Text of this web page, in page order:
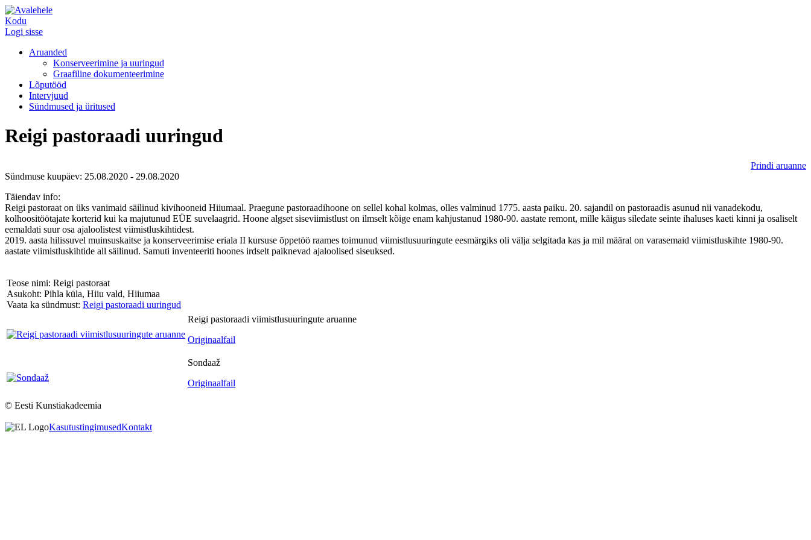
Kodu
Logi sisse
Aruanded
Konserveerimine ja uuringud
Graafiline dokumenteerimine
Lõputööd
Intervjuud
Sündmused ja üritused
Reigi pastoraadi uuringud
Prindi aruanne
Sündmuse kuupäev: 25.08.2020 - 29.08.2020
Täiendav info:
Reigi pastoraat on üks vanimaid säilinud kivihooneid Hiiumaal. Praegune pastoraadihoone on sellel kohal kolmas, olles valminud 1775. aasta paiku. 20. sajandil on pastoraadis asunud nii vanadekodu,
kolhoositöötajate korterid kui ka majutunud EÜE suvelaagrid. Hoone algset siseviimistlust on ilmselt kõige enam kahjustanud 1980-90. aastate remont, mille käigus siledate seinte ihaluses kaeti kinni ja osaliselt
eemaldati suur osa ajaloolistest viimistluskihtidest.
2019. aasta hilissuvel muinsuskaitse ja konserveerimise eriala II kursuse õppetöö raames toimunud viimistlusuuringute eesmärgiks oli välja selgitada kas ja mil määral on varasemaid viimistluskihte 1980-90.
aastate viimistluskihtide all säilinud. Samuti inventeeriti hoones irdselt paiknevad ajaloolised siseuksed.
Teose nimi: Reigi pastoraat
Asukoht: Pihla küla, Hiiu vald, Hiiumaa
Vaata ka sündmust: Reigi pastoraadi uuringud
Reigi pastoraadi viimistlusuuringute aruanne
Originaalfail
Sondaaž
Originaalfail
© Eesti Kunstiakadeemia
KasutustingimusedKontakt